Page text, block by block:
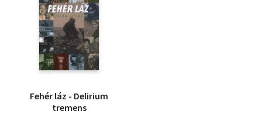
Fehér láz - Delirium
tremens